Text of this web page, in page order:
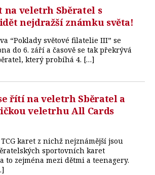
na veletrh Sběratel s
nejdražší známku světa!
“Poklady světové filatelie III” se
do 6. září a časově se tak překrývá
který probíhá 4. […]
řítí na veletrh Sběratel a
veletrhu All Cards
karet z nichž nejznámější jsou
sportovních karet
to zejména mezi dětmi a teenagery.